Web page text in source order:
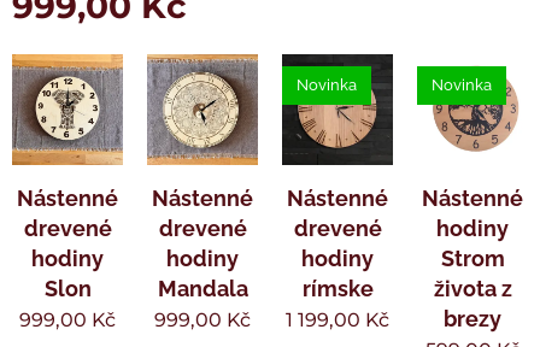
Nástenné
drevené
hodiny
Slon
999,00 Kč
Nástenné
drevené
hodiny
Mandala
999,00 Kč
Nástenné
drevené
hodiny
rímske
Novinka
1 199,00 Kč
Nástenné
hodiny
Strom
života z
brezy
Novinka